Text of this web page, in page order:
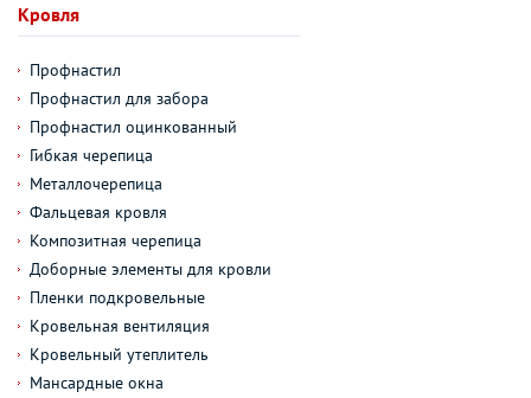
Кровля
Профнастил
Профнастил для забора
Профнастил оцинкованный
Гибкая черепица
Металлочерепица
Фальцевая кровля
Композитная черепица
Доборные элементы для кровли
Пленки подкровельные
Кровельная вентиляция
Кровельный утеплитель
Мансардные окна